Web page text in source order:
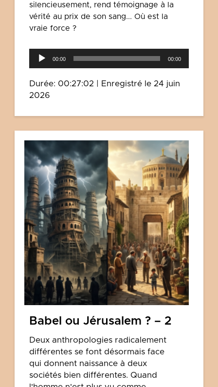
silencieusement, rend témoignage à la
vérité au prix de son sang... Où est la
vraie force ?
00:00 00:00
Durée: 00:27:02
Enregistré le 24 juin
2026
Babel ou Jérusalem ? – 2
Deux anthropologies radicalement
différentes se font désormais face
qui donnent naissance à deux
sociétés bien différentes. Quand